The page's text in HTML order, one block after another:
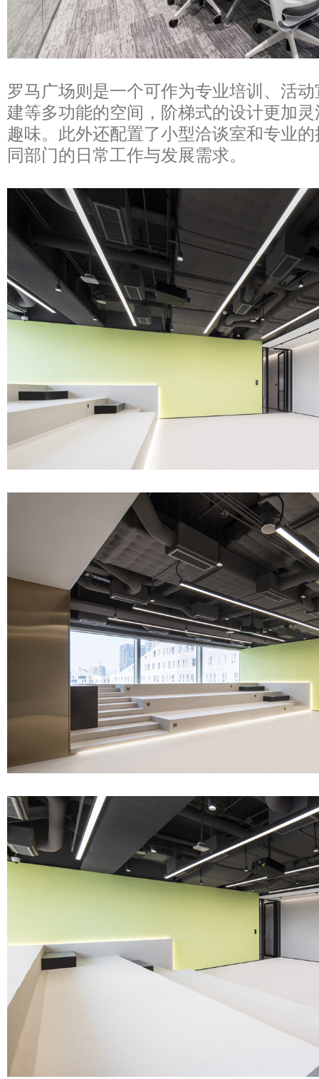
罗马广场则是一个可作为专业培训、活
建等多功能的空间，阶梯式的设计更加
趣味。此外还配置了小型洽谈室和专业
同部门的日常工作与发展需求。